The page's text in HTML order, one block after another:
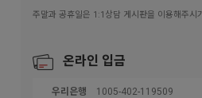
주말과 공휴일은 1:1상담 게시판을 이용해주시
온라인 입금
우리은행
1005-402-119509